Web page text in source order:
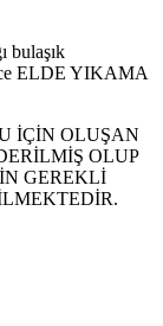
bulaşık
ELDE YIKAMA
İÇİN OLUŞAN
OLUP
GEREKLİ